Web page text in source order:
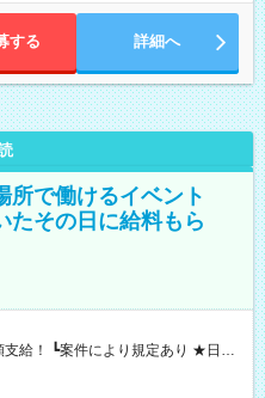
する 詳細へ
所で働けるイベント
その日に給料もら
たその日に現金GET♪ お仕事後はコ
せます！ 【試用期間】試